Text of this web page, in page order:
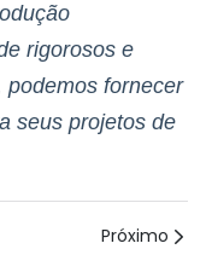
rigorosos e
podemos fornecer
seus projetos de
Próximo